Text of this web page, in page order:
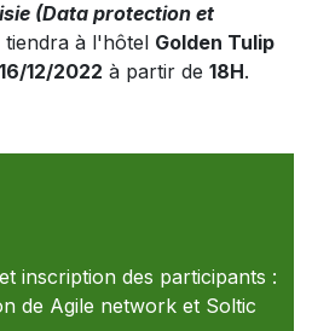
(Data protection et
tiendra à l'hôtel Golden Tulip
16/12/2022 à partir de 18H.
inscription des participants :
de Agile network et Soltic